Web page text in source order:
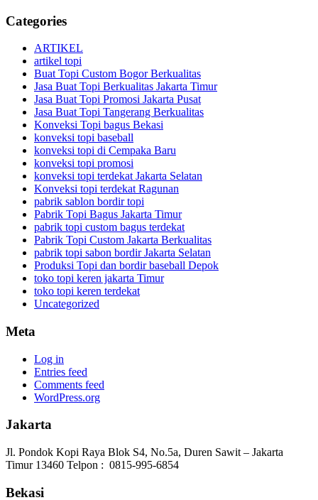
Categories
ARTIKEL
artikel topi
Buat Topi Custom Bogor Berkualitas
Jasa Buat Topi Berkualitas Jakarta Timur
Jasa Buat Topi Promosi Jakarta Pusat
Jasa Buat Topi Tangerang Berkualitas
Konveksi Topi bagus Bekasi
konveksi topi baseball
konveksi topi di Cempaka Baru
konveksi topi promosi
konveksi topi terdekat Jakarta Selatan
Konveksi topi terdekat Ragunan
pabrik sablon bordir topi
Pabrik Topi Bagus Jakarta Timur
pabrik topi custom bagus terdekat
Pabrik Topi Custom Jakarta Berkualitas
pabrik topi sabon bordir Jakarta Selatan
Produksi Topi dan bordir baseball Depok
toko topi keren jakarta Timur
toko topi keren terdekat
Uncategorized
Meta
Log in
Entries feed
Comments feed
WordPress.org
Jakarta
Jl. Pondok Kopi Raya Blok S4, No.5a, Duren Sawit – Jakarta
Timur 13460 Telpon : 0815-995-6854
Bekasi